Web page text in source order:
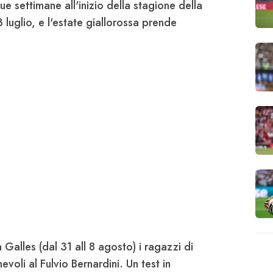
settimane all'inizio della stagione della
luglio, e l'estate giallorossa prende
(dal 31 all 8 agosto) i ragazzi di
al Fulvio Bernardini. Un test in